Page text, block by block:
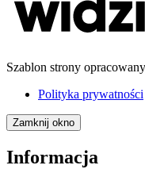
Szablon strony
Polityka prywatności
Zamknij okno
Informacja